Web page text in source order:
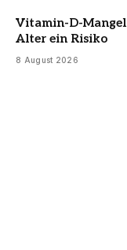
Vitamin-D-
Alter ein Risiko
8 August 2026